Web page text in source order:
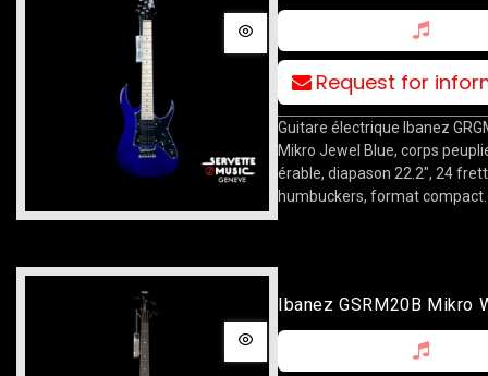
Blue
Request for
Guitare électrique Ibanez
Mikro Jewel Blue, corps
érable, diapason 22.2", 24
humbuckers, format compact.
Ibanez GSRM20B Mikro